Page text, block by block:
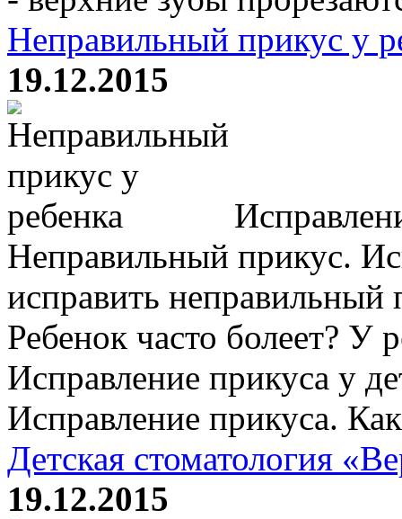
Неправильный прикус у
19.12.2015
Неправильный прикус.
исправить неправильный
Ребенок часто болеет? У
Исправление прикуса у
Исправление прикуса.
Детская стоматология
19.12.2015